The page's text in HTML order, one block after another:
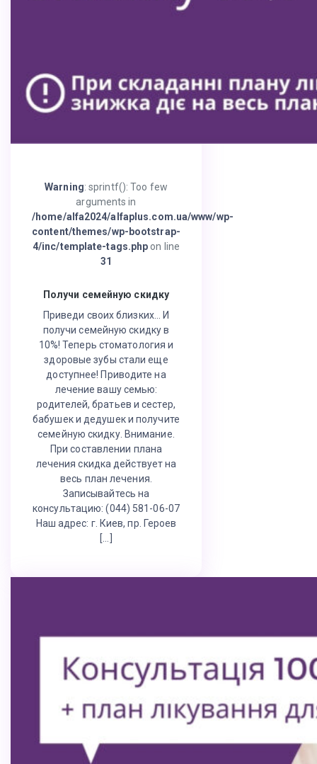
Warning: sprintf(): Too few
arguments in
/home/alfa2024/alfaplus.com.ua/www/wp-
content/themes/wp-bootstrap-
4/inc/template-tags.php on line
31
Получи семейную скидку
Приведи своих близких… И
получи семейную скидку в
10%! Теперь стоматология и
здоровые зубы стали еще
доступнее! Приводите на
лечение вашу семью:
родителей, братьев и сестер,
бабушек и дедушек и получите
семейную скидку. Внимание.
При составлении плана
лечения скидка действует на
весь план лечения.
Записывайтесь на
консультацию: (044) 581-06-07
Наш адрес: г. Киев, пр. Героев
[…]